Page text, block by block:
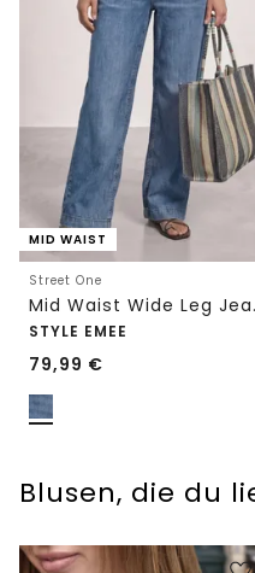
MID WAIST
Street One
Mid
STYLE EMEE
79,99 €
Blusen, die du